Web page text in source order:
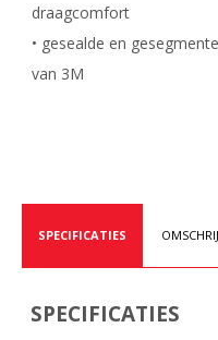
draagcomfort
• gesealde en
van 3M
SPECIFICATIES
SPECIFICATIES